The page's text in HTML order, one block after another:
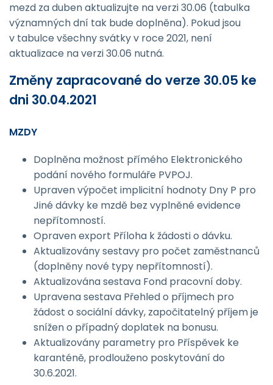
mezd za duben aktualizujte na verzi 30.06 (tabulka
významných dní tak bude doplněna). Pokud jsou
v tabulce všechny svátky v roce 2021, není
aktualizace na verzi 30.06 nutná.
Změny zapracované do verze 30.05 ke
dni 30.04.2021
MZDY
Doplněna možnost přímého Elektronického
podání nového formuláře PVPOJ.
Upraven výpočet implicitní hodnoty Dny P pro
Jiné dávky ke mzdě bez vyplněné evidence
nepřítomností.
Opraven export Příloha k žádosti o dávku.
Aktualizovány sestavy pro počet zaměstnanců
(doplněny nové typy nepřítomností).
Aktualizována sestava Fond pracovní doby.
Upravena sestava Přehled o příjmech pro
žádost o sociální dávky, započitatelný příjem je
snížen o případný doplatek na bonusu.
Aktualizovány parametry pro Příspěvek ke
karanténě, prodlouženo poskytování do
30.6.2021.